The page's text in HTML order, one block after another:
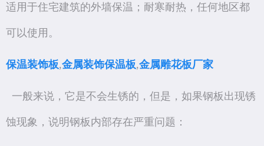
适用于住宅建筑的外墙保温；耐寒耐热，任何地区都
可以使用。
保温装饰板,金属装饰保温板,金属雕花板厂家
一般来说，它是不会生锈的，但是，如果钢板出现锈
蚀现象，说明钢板内部存在严重问题：